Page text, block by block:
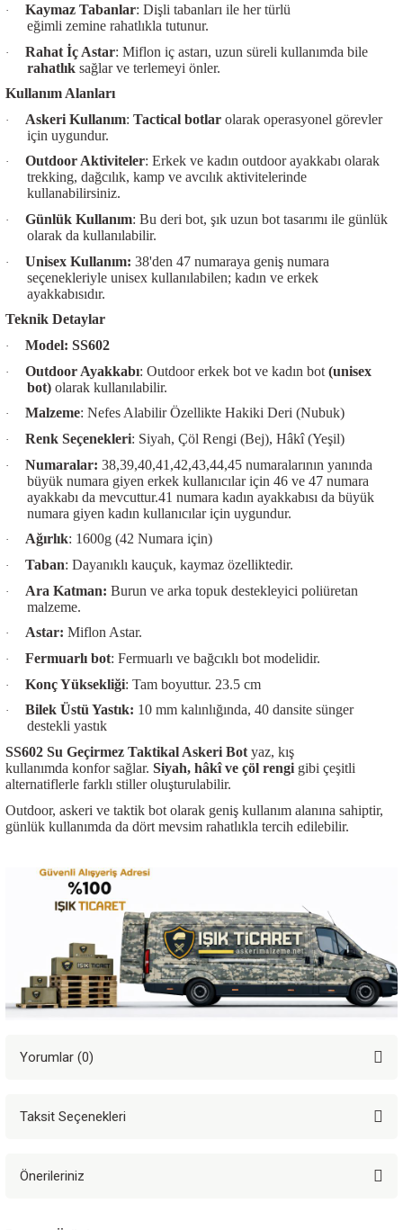
· Kaymaz Tabanlar: Dişli tabanları ile her türlü
eğimli zemine rahatlıkla tutunur.
· Rahat İç Astar: Miflon iç astarı, uzun süreli kullanımda bile
rahatlık sağlar ve terlemeyi önler.
Kullanım Alanları
· Askeri Kullanım: Tactical botlar olarak operasyonel görevler
için uygundur.
· Outdoor Aktiviteler: Erkek ve kadın outdoor ayakkabı olarak
trekking, dağcılık, kamp ve avcılık aktivitelerinde
kullanabilirsiniz.
· Günlük Kullanım: Bu deri bot, şık uzun bot tasarımı ile günlük
olarak da kullanılabilir.
· Unisex Kullanım: 38'den 47 numaraya geniş numara
seçenekleriyle unisex kullanılabilen; kadın ve erkek
ayakkabısıdır.
Teknik Detaylar
· Model: SS602
· Outdoor Ayakkabı: Outdoor erkek bot ve kadın bot (unisex
bot) olarak kullanılabilir.
· Malzeme: Nefes Alabilir Özellikte Hakiki Deri (Nubuk)
· Renk Seçenekleri: Siyah, Çöl Rengi (Bej), Hâkî (Yeşil)
· Numaralar: 38,39,40,41,42,43,44,45 numaralarının yanında
büyük numara giyen erkek kullanıcılar için 46 ve 47 numara
ayakkabı da mevcuttur.41 numara kadın ayakkabısı da büyük
numara giyen kadın kullanıcılar için uygundur.
· Ağırlık: 1600g (42 Numara için)
· Taban: Dayanıklı kauçuk, kaymaz özelliktedir.
· Ara Katman: Burun ve arka topuk destekleyici poliüretan
malzeme.
· Astar: Miflon Astar.
· Fermuarlı bot: Fermuarlı ve bağcıklı bot modelidir.
· Konç Yüksekliği: Tam boyuttur. 23.5 cm
· Bilek Üstü Yastık: 10 mm kalınlığında, 40 dansite sünger
destekli yastık
SS602 Su Geçirmez Taktikal Askeri Bot yaz, kış
kullanımda konfor sağlar. Siyah, hâkî ve çöl rengi gibi çeşitli
alternatiflerle farklı stiller oluşturulabilir.
Outdoor, askeri ve taktik bot olarak geniş kullanım alanına sahiptir,
günlük kullanımda da dört mevsim rahatlıkla tercih edilebilir.
Yorumlar (0)
Taksit Seçenekleri
Önerileriniz